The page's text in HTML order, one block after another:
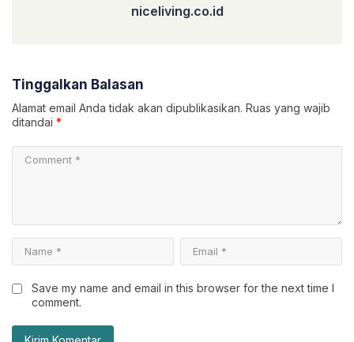
niceliving.co.id
Tinggalkan Balasan
Alamat email Anda tidak akan dipublikasikan. Ruas yang wajib
ditandai *
Save my name and email in this browser for the next time I
comment.